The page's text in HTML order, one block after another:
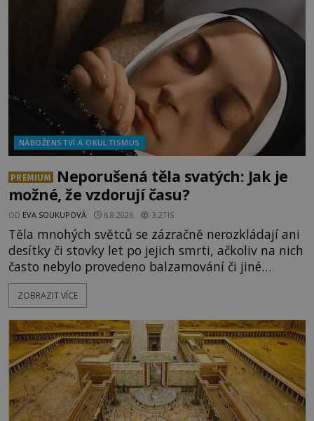
NÁBOŽENSTVÍ A OKULTISMUS
PREMIUM
Neporušená těla svatých: Jak je
možné, že vzdorují času?
OD EVA SOUKUPOVÁ 6.8.2026 3.2TIS
Těla mnohých světců se zázračně nerozkládají ani
desítky či stovky let po jejich smrti, ačkoliv na nich
často nebylo provedeno balzamování či jiné
pokusy o konzervaci. Neporušené ostatky bývají
považovány za důkaz svatosti zemřelých. Jaké
osobností ochraňují? Na hřbitově u kláštera
Milosrdných
ZOBRAZIT VÍCE